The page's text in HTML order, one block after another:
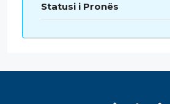
Statusi i Pronës